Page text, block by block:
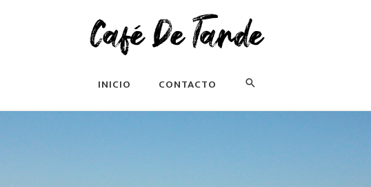
INICIO CONTACTO